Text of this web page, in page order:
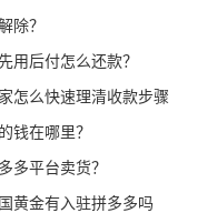
除？
用后付怎么还款？
怎么快速理清收款步骤
钱在哪里？
多平台卖货？
黄金有入驻拼多多吗